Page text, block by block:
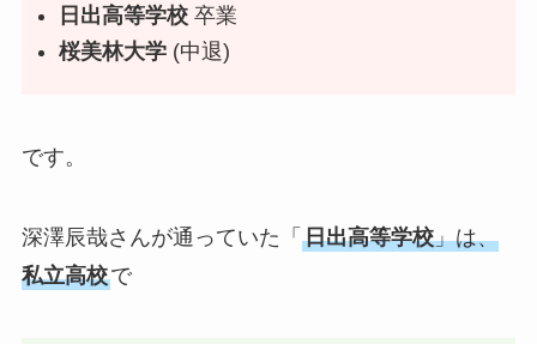
日出高等学校 卒業
桜美林大学 (中退)
です。
深澤辰哉さんが通っていた「 日出高等学校」は、
私立高校で